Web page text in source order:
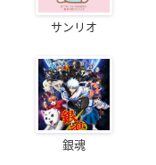
サンリオ
銀魂